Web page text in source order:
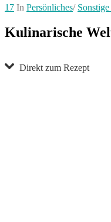
17 In Persönliches/
Kulinarische
Direkt zum Rezept